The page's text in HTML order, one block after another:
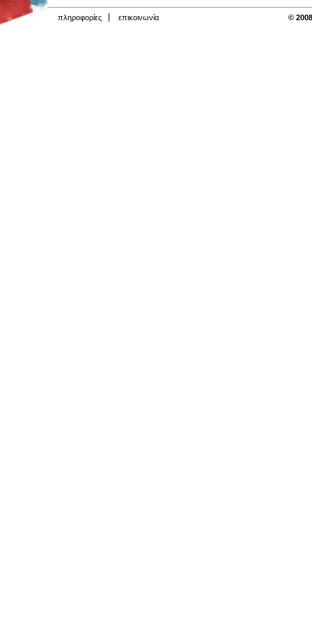
πληροφορίες επικοινωνία ©